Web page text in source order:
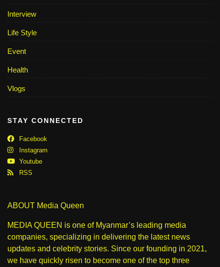
Interview
Life Style
Event
Health
Vlogs
STAY CONNECTED
Facebook
Instagram
Youtube
RSS
ABOUT Media Queen
MEDIA QUEEN is one of Myanmar’s leading media
companies, specializing in delivering the latest news
updates and celebrity stories. Since our founding in 2021,
we have quickly risen to become one of the top three